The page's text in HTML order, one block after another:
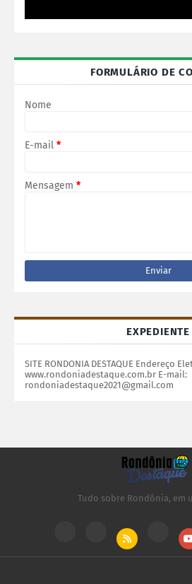
FORMULÁRIO DE
Nome
E-mail *
Mensagem *
EXPEDIENTE
SITE RONDONIA DESTAQUE Endereço
www.rondoniadestaque.com.br E-mail:
rondoniadestaque2021@gmail.com
Tudo sobre Rondônia, em